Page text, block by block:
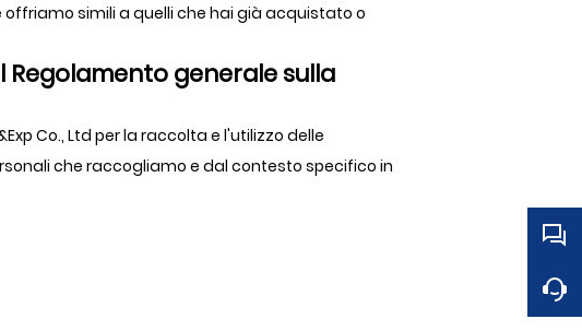
offriamo simili a quelli che hai già acquistato o
generale sulla
Co., Ltd per la raccolta e l'utilizzo delle
che raccogliamo e dal contesto specifico in